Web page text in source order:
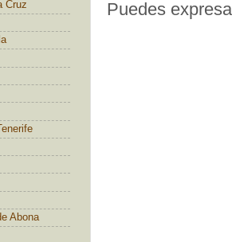
Puedes
Cruz
Abona